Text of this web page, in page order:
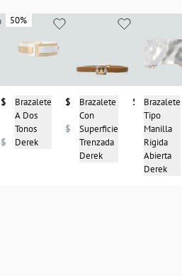
$68.950
$136.900
50%
50%
Brazalete
A Dos
Tonos
Derek
$68.950
$136.900
Brazalete
Con
Superficie
Trenzada
Derek
$86.900
Brazalete
Tipo
Manilla
Rigida
Abierta
Derek